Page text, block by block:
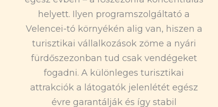
helyett. Ilyen programszolgáltató a
Velencei-tó környékén alig van, hiszen a
turisztikai vállalkozások zöme a nyári
fürdőszezonban tud csak vendégeket
fogadni. A különleges turisztikai
attrakciók a látogatók jelenlétét egész
évre garantálják és így stabil